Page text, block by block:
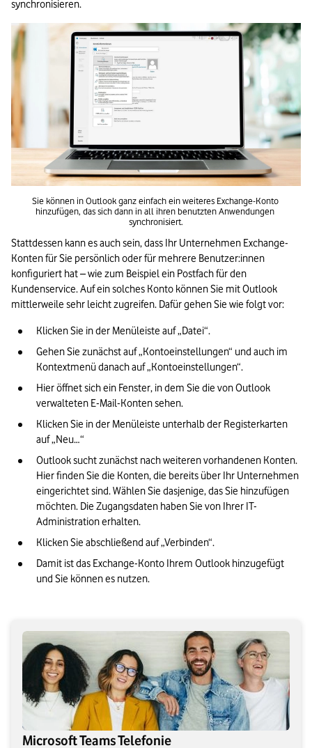
synchronisieren.
Sie können in Outlook ganz einfach ein weiteres Exchange-Konto
hinzufügen, das sich dann in all ihren benutzten Anwendungen
synchronisiert.
Stattdessen kann es auch sein, dass Ihr Unternehmen Exchange-
Konten für Sie persönlich oder für mehrere Benutzer:innen
konfiguriert hat – wie zum Beispiel ein Postfach für den
Kundenservice. Auf ein solches Konto können Sie mit Outlook
mittlerweile sehr leicht zugreifen. Dafür gehen Sie wie folgt vor:
Klicken Sie in der Menüleiste auf „Datei“.
Gehen Sie zunächst auf „Kontoeinstellungen“ und auch im
Kontextmenü danach auf „Kontoeinstellungen“.
Hier öffnet sich ein Fenster, in dem Sie die von Outlook
verwalteten E-Mail-Konten sehen.
Klicken Sie in der Menüleiste unterhalb der Registerkarten
auf „Neu…“
Outlook sucht zunächst nach weiteren vorhandenen Konten.
Hier finden Sie die Konten, die bereits über Ihr Unternehmen
eingerichtet sind. Wählen Sie dasjenige, das Sie hinzufügen
möchten. Die Zugangsdaten haben Sie von Ihrer IT-
Administration erhalten.
Klicken Sie abschließend auf „Verbinden“.
Damit ist das Exchange-Konto Ihrem Outlook hinzugefügt
und Sie können es nutzen.
Microsoft Teams Telefonie